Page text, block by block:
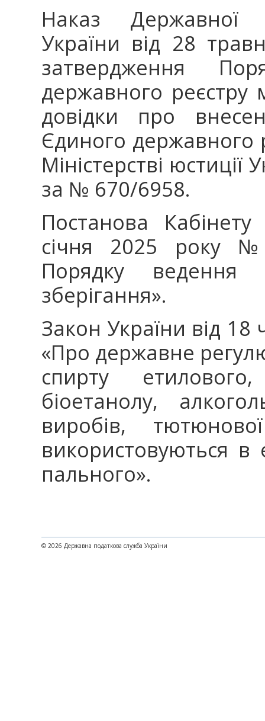
Наказ Державної
України від 28
затвердження
державного реєстру
довідки про
Єдиного державного
Міністерстві
за № 670/6958.
Постанова
січня 2025 року
Порядку ведення
зберігання».
Закон України від
«Про державне
спирту
біоетанолу,
виробів,
використовуються в
пального».
© 2026 Державна податкова служба України